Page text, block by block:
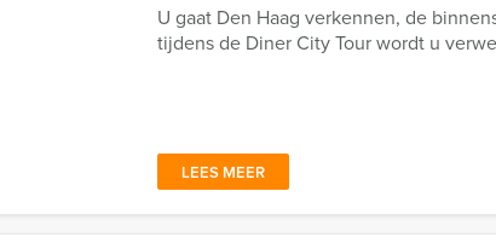
U gaat Den Haag verkennen, de
tijdens de Diner City Tour wordt u
LEES MEER